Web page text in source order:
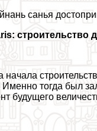
санья
строительство
тогда был
будущего